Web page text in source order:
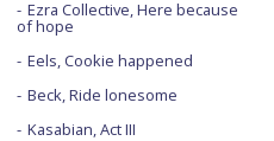
Ezra Collective, Here because
of hope
Eels, Cookie happened
Beck, Ride lonesome
Kasabian, Act III